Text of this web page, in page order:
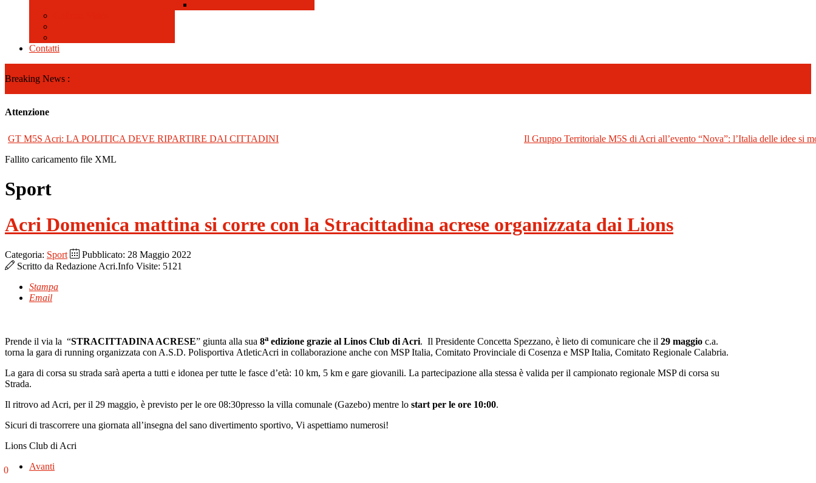
Contatti
Breaking News :
GT M5S Acri: LA POLITICA DEVE RIPARTIRE DAI CITTADINI Il Gruppo Territoriale M5S di Acri all’evento “Nova”: l’Italia delle idee si
Attenzione
Fallito caricamento file XML
Sport
Acri Domenica mattina si corre con la Stracittadina acrese organizzata dai Lions
Categoria: Sport
Pubblicato: 28 Maggio 2022
Scritto da Redazione Acri.Info Visite: 5121
Stampa
Email
Prende il via la “STRACITTADINA ACRESE” giunta alla sua 8a edizione grazie al Linos Club di Acri. Il Presidente Concetta Spezzano, è lieto di comunicare che il 29 maggio c.a.
torna la gara di running organizzata con A.S.D. Polisportiva AtleticAcri in collaborazione anche con MSP Italia, Comitato Provinciale di Cosenza e MSP Italia, Comitato Regionale Calabria.
La gara di corsa su strada sarà aperta a tutti e idonea per tutte le fasce d’età: 10 km, 5 km e gare giovanili. La partecipazione alla stessa è valida per il campionato regionale MSP di corsa su
Strada.
Il ritrovo ad Acri, per il 29 maggio, è previsto per le ore 08:30presso la villa comunale (Gazebo) mentre lo start per le ore 10:00.
Sicuri di trascorrere una giornata all’insegna del sano divertimento sportivo, Vi aspettiamo numerosi!
Lions Club di Acri
0 Avanti